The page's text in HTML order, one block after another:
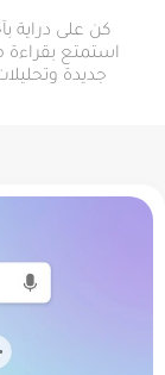
كن على دراية
استمتع بقراءة
جديدة